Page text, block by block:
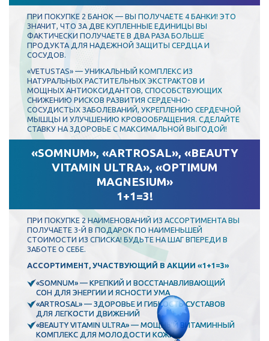
ПРИ ПОКУПКЕ 2 БАНОК — ВЫ ПОЛУЧАЕТЕ 4 БАНКИ! ЭТО
ЗНАЧИТ, ЧТО ЗА ДВЕ КУПЛЕННЫЕ ЕДИНИЦЫ ВЫ
ФАКТИЧЕСКИ ПОЛУЧАЕТЕ В ДВА РАЗА БОЛЬШЕ
ПРОДУКТА ДЛЯ НАДЕЖНОЙ ЗАЩИТЫ СЕРДЦА И
СОСУДОВ.
«VETUSTAS» — УНИКАЛЬНЫЙ КОМПЛЕКС ИЗ
НАТУРАЛЬНЫХ РАСТИТЕЛЬНЫХ ЭКСТРАКТОВ И
МОЩНЫХ АНТИОКСИДАНТОВ, СПОСОБСТВУЮЩИХ
СНИЖЕНИЮ РИСКОВ РАЗВИТИЯ СЕРДЕЧНО-
СОСУДИСТЫХ ЗАБОЛЕВАНИЙ, УКРЕПЛЕНИЮ СЕРДЕЧНОЙ
МЫШЦЫ И УЛУЧШЕНИЮ КРОВООБРАЩЕНИЯ. СДЕЛАЙТЕ
СТАВКУ НА ЗДОРОВЬЕ С МАКСИМАЛЬНОЙ ВЫГОДОЙ!
«SOMNUM», «ARTROSAL», «BEAUTY
VITAMIN ULTRA», «OPTIMUM
MAGNESIUM»
1+1=3!
ПРИ ПОКУПКЕ 2 НАИМЕНОВАНИЙ ИЗ АССОРТИМЕНТА ВЫ
ПОЛУЧАЕТЕ 3-Й В ПОДАРОК ПО НАИМЕНЬШЕЙ
СТОИМОСТИ ИЗ СПИСКА! БУДЬТЕ НА ШАГ ВПЕРЕДИ В
ЗАБОТЕ О СЕБЕ.
АССОРТИМЕНТ, УЧАСТВУЮЩИЙ В АКЦИИ «1+1=3»
«SOMNUM» — КРЕПКИЙ И ВОССТАНАВЛИВАЮЩИЙ
СОН ДЛЯ ЭНЕРГИИ И ЯСНОСТИ УМА
«ARTROSAL» — ЗДОРОВЬЕ И ГИБКОСТЬ СУСТАВОВ
ДЛЯ ЛЕГКОСТИ ДВИЖЕНИЙ
«BEAUTY VITAMIN ULTRA» — МОЩНЫЙ ВИТАМИННЫЙ
КОМПЛЕКС ДЛЯ МОЛОДОСТИ КОЖИ